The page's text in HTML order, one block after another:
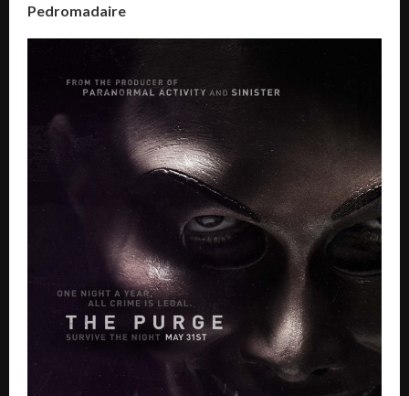
Pedromadaire